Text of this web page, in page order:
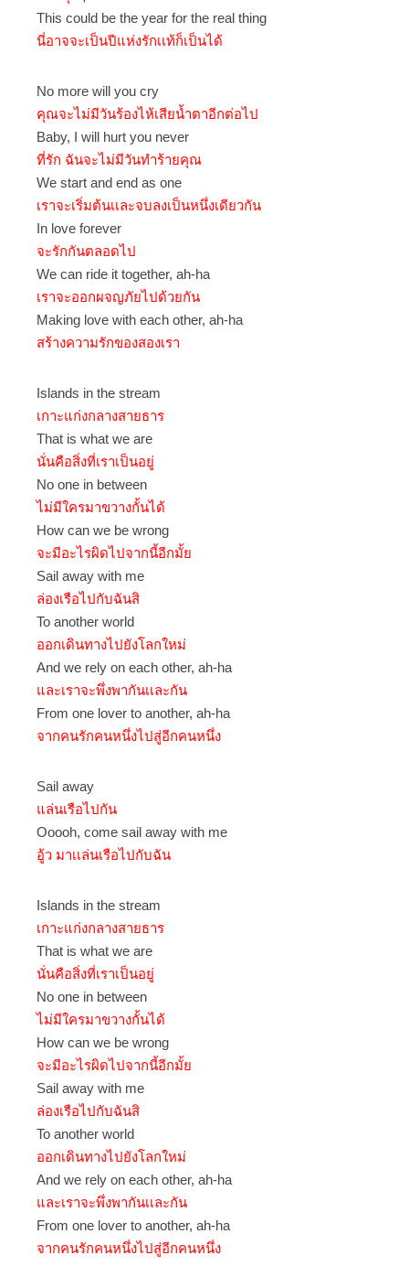
This could be the year for the real thing
นี่อาจจะเป็นปีแห่งรักเเท้ก็เป็นได้
No more will you cry
คุณจะไม่มีวันร้องไห้เสียน้ำตาอีกต่อไป
Baby, I will hurt you never
ที่รัก ฉันจะไม่มีวันทำร้ายคุณ
We start and end as one
เราจะเริ่มต้นเเละจบลงเป็นหนึ่งเดียวกัน
In love forever
จะรักกันตลอดไป
We can ride it together, ah-ha
เราจะออกผจญภัยไปด้วยกัน
Making love with each other, ah-ha
สร้างความรักของสองเรา
Islands in the stream
เกาะแก่งกลางสายธาร
That is what we are
นั่นคือสิ่งที่เราเป็นอยู่
No one in between
ไม่มีใครมาขวางกั้นได้
How can we be wrong
จะมีอะไรผิดไปจากนี้อีกมั้ย
Sail away with me
ล่องเรือไปกับฉันสิ
To another world
ออกเดินทางไปยังโลกใหม่
And we rely on each other, ah-ha
และเราจะพึ่งพากันเเละกัน
From one lover to another, ah-ha
จากคนรักคนหนึ่งไปสู่อีกคนหนึ่ง
Sail away
แล่นเรือไปกัน
Ooooh, come sail away with me
อู้ว มาเเล่นเรือไปกับฉัน
Islands in the stream
เกาะแก่งกลางสายธาร
That is what we are
นั่นคือสิ่งที่เราเป็นอยู่
No one in between
ไม่มีใครมาขวางกั้นได้
How can we be wrong
จะมีอะไรผิดไปจากนี้อีกมั้ย
Sail away with me
ล่องเรือไปกับฉันสิ
To another world
ออกเดินทางไปยังโลกใหม่
And we rely on each other, ah-ha
และเราจะพึ่งพากันเเละกัน
From one lover to another, ah-ha
จากคนรักคนหนึ่งไปสู่อีกคนหนึ่ง